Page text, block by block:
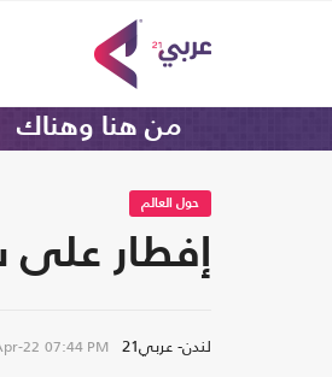
من هنا وهناك
حول العالم
إفطار
لندن- عربي21 22 07:44 PM